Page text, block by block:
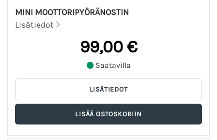
MINI MOOTTORIPYÖRÄNOSTIN
Lisätiedot
99,00 €
Saatavilla